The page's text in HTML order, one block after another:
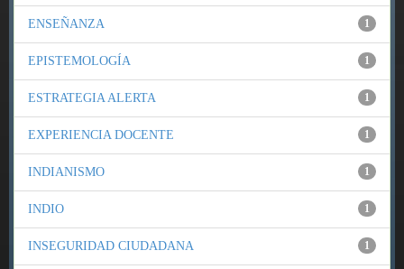
1
ENSEÑANZA
1
EPISTEMOLOGÍA
1
ESTRATEGIA ALERTA
1
EXPERIENCIA DOCENTE
1
INDIANISMO
1
INDIO
1
INSEGURIDAD CIUDADANA